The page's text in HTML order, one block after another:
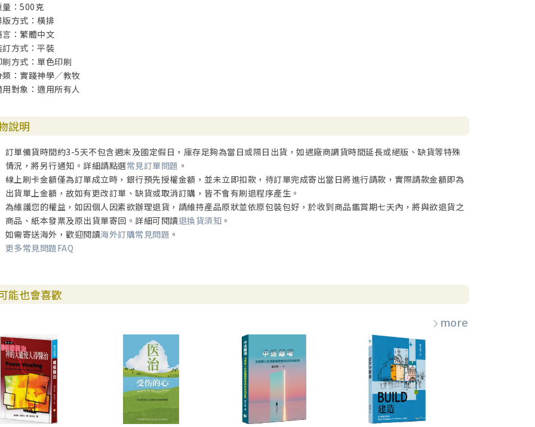
量：500克
版方式：橫排
言：繁體中文
訂方式：平裝
刷方式：單色印刷
類：實踐神學／教牧
用對象：適用所有人
說明
訂單備貨時間約3-5天不包含週末及國定假日，庫存足夠為當日或隔日出貨，如遇廠商調貨時間延長或絕版、缺貨等特殊
情況，將另行通知。詳細請點選常見訂單問題 。
線上刷卡金額僅為訂單成立時，銀行預先授權金額，並未立即扣款，待訂單完成寄出當日將進行請款，實際請款金額即為
出貨單上金額，故如有更改訂單、缺貨或取消訂購，皆不會有刷退程序產生。
為維護您的權益，如因個人因素欲辦理退貨，請維持產品原狀並依原包裝包好，於收到商品鑑賞期七天內，將與欲退貨之
商品、紙本發票及原出貨單寄回。詳細可閱讀退換貨須知 。
如需寄送海外，歡迎閱讀海外訂購常見問題 。
更多常見問題FAQ
能也會喜歡
more